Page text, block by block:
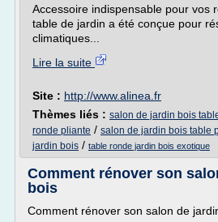
Accessoire indispensable pour vos
table de jardin a été conçue pour
climatiques...
Lire la suite
Site : http://www.alinea.fr
Thèmes liés : salon de jardin bois
ronde pliante / salon de jardin bois table
jardin bois / table ronde jardin bois exotique
Comment rénover son
bois
Comment rénover son salon de